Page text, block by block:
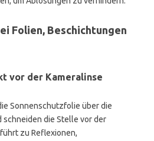
Folien, Beschichtungen
vor der Kameralinse
Sonnenschutzfolie über die
schneiden die Stelle vor der
zu Reflexionen,